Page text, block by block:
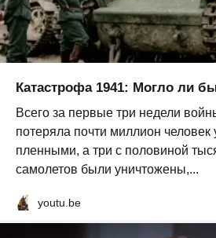
Катастрофа 1941: Могло ли
Всего за первые три недели
потеряла почти миллион человек
пленными, а три с половиной
самолетов были уничтожены,...
youtu.be